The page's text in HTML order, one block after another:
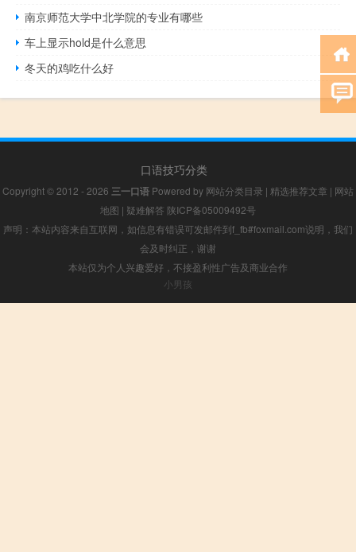
南京师范大学中北学院的专业有哪些
车上显示hold是什么意思
冬天的鸡吃什么好
口语技巧分类
Copyright © 2012 - 2026 三一口语 Powered by 网站分类目录 | 精选推荐文章 | 网站
地图 | 疑难解答 陕ICP备05009492号
声明：本站内容来自互联网，如信息有错误可发邮件到f_fb#foxmail.com说明，我们
会及时纠正，谢谢
本站仅为个人兴趣爱好，不接盈利性广告及商业合作
小男孩